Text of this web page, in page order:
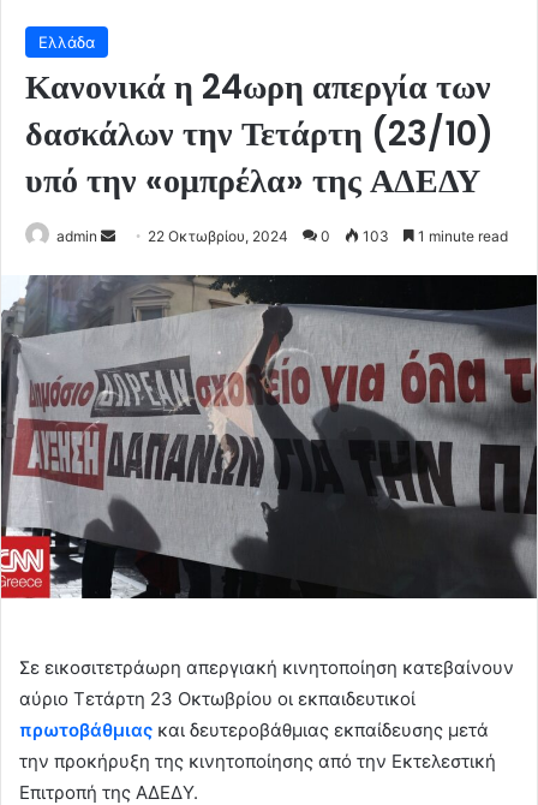
Ελλάδα
Κανονικά η 24ωρη απεργία των
δασκάλων την Τετάρτη (23/10)
υπό την «ομπρέλα» της ΑΔΕΔΥ
admin
Send
email
22 Οκτωβρίου, 2024 0 103 1 minute read
Σε εικοσιτετράωρη απεργιακή κινητοποίηση κατεβαίνουν
αύριο Τετάρτη 23 Οκτωβρίου οι εκπαιδευτικοί
πρωτοβάθμιας και δευτεροβάθμιας εκπαίδευσης μετά
την προκήρυξη της κινητοποίησης από την Εκτελεστική
Επιτροπή της ΑΔΕΔΥ.